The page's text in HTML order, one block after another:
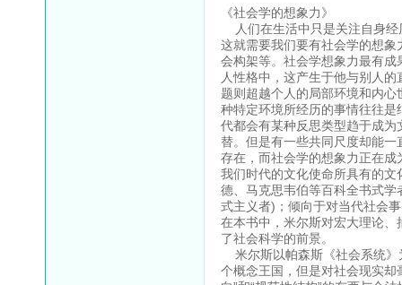
《社会学的想象力》
人们在生活中只是关注自身经
这就需要我们要有社会学的想
会构架等。社会学想象力最有成
人性格中，这产生于他与别人
题则超越个人的局部环境和内
种特定环境所经历的事情往往
代都会有某种反思类型趋于成
替。但是有一些共同尺度却能
存在，而社会学的想象力正在
我们时代的文化使命所具有的
德、马克思韦伯等百科全书式学
式主义者)；倾向于对当代社会
在本书中，米尔斯对宏大理论
了社会科学的前景。
米尔斯以帕森斯《社会系统》
个概念王国，但是对社会现实